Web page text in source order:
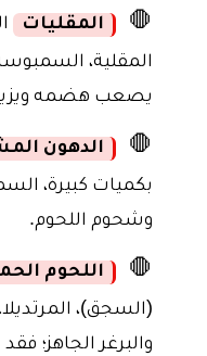
🛑 المقليات
المقلية،
يصعب هضمه
🛑 الدهون
بكميات كبيرة،
وشحوم اللحوم.
🛑 اللحوم
(السجق)،
والبرغر الجاهز؛ فقد